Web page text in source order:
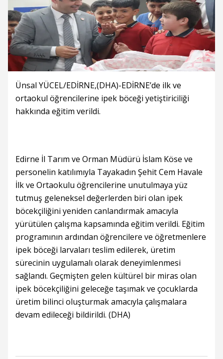
Ünsal YÜCEL/EDİRNE,(DHA)-EDİRNE’de ilk ve
ortaokul öğrencilerine ipek böceği yetiştiriciliği
hakkında eğitim verildi.
Edirne İl Tarım ve Orman Müdürü İslam Köse ve
personelin katılımıyla Tayakadın Şehit Cem Havale
İlk ve Ortaokulu öğrencilerine unutulmaya yüz
tutmuş geleneksel değerlerden biri olan ipek
böcekçiliğini yeniden canlandırmak amacıyla
yürütülen çalışma kapsamında eğitim verildi. Eğitim
programının ardından öğrencilere ve öğretmenlere
ipek böceği larvaları teslim edilerek, üretim
sürecinin uygulamalı olarak deneyimlenmesi
sağlandı. Geçmişten gelen kültürel bir miras olan
ipek böcekçiliğini geleceğe taşımak ve çocuklarda
üretim bilinci oluşturmak amacıyla çalışmalara
devam edileceği bildirildi. (DHA)